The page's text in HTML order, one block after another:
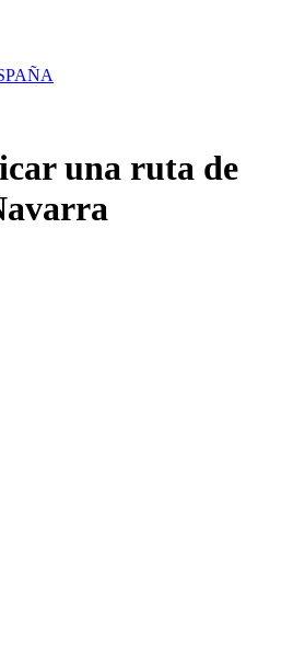
una ruta de